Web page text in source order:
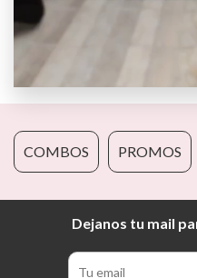
COMBOS PROMOS
Dejanos tu mail